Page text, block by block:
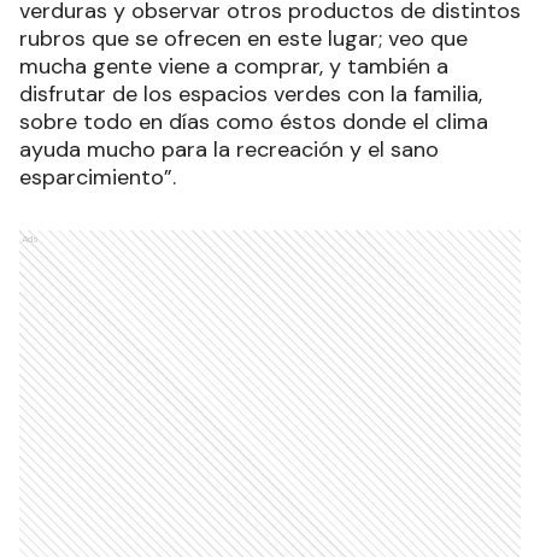
verduras y observar otros productos de distintos
rubros que se ofrecen en este lugar; veo que
mucha gente viene a comprar, y también a
disfrutar de los espacios verdes con la familia,
sobre todo en días como éstos donde el clima
ayuda mucho para la recreación y el sano
esparcimiento”.
Ads